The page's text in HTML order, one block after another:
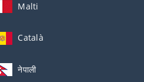
Malti
Català
नेपाली